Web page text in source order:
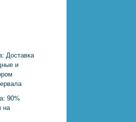
Доставка
и
90%
на